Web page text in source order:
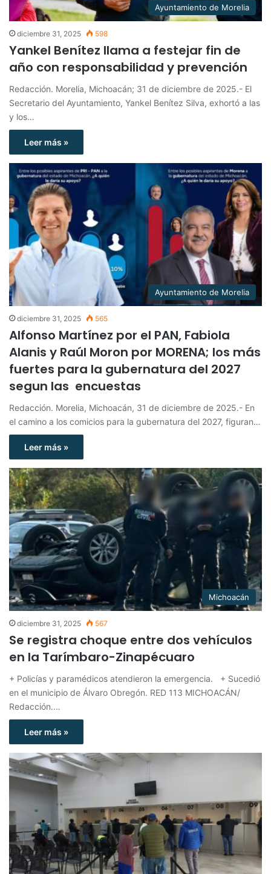
Ayuntamiento de Morelia
diciembre 31, 2025 598
Yankel Benítez llama a festejar fin de
año con responsabilidad y prevención
Redacción. Morelia, Michoacán; 31 de diciembre de 2025.- El
Secretario del Ayuntamiento, Yankel Benítez Silva, exhortó a las
y los…
Leer más »
Ayuntamiento de Morelia
diciembre 31, 2025 565
Alfonso Martínez por el PAN, Fabiola
Alanis y Raúl Moron por MORENA; los más
fuertes para la gubernatura del 2027
segun las encuestas
Redacción. Morelia, Michoacán, 31 de diciembre de 2025.- En
el camino a los comicios para la gubernatura del 2027, figuran…
Leer más »
Michoacán
diciembre 31, 2025 567
Se registra choque entre dos vehículos
en la Tarímbaro-Zinapécuaro
+ Policías y paramédicos atendieron la emergencia. + Sucedió
en el municipio de Álvaro Obregón. RED 113 MICHOACÁN/
Redacción.…
Leer más »